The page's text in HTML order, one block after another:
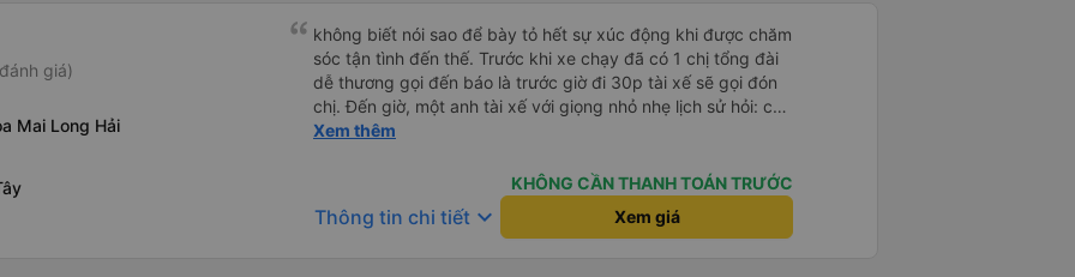
giá)
Mai Long Hải
không biết nói sao để bày tỏ hết sự xúc động khi được chăm
sóc tận tình đến thế. Trước khi xe chạy đã có 1 chị tổng đài
dễ thương gọi đến báo là trước giờ đi 30p tài xế sẽ gọi đón
chị. Đến giờ, một anh tài xế với giọng nhỏ nhẹ lịch sử hỏi: chị
ở chỗ nào e đến đón. Tuy đường hơi đông nhưng anh tài xế
khác trên xe nhưng xe lại đi rất êm, không dằn sốc gì hết.
Mình để ý lần nào gọi khách anh tài xế cũng với cái giọng
nhỏ nhẹ đó đón khách, không như các xe khác mình từng đi.
Xem thêm
KHÔNG CẦN THANH TOÁN TRƯỚC
Thông tin chi tiết keyboard_arrow_down Xem giá